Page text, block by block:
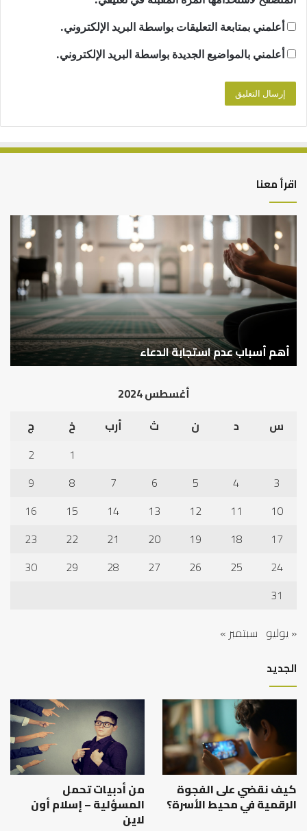
أعلمني بمتابعة التعليقات بواسطة البريد الإلكتروني.
أعلمني بالمواضيع الجديدة بواسطة البريد الإلكتروني.
اقرأ معنا
كيف
نقضي
على
الفجوة
الرقمية
في
محيط
كيف نقضي على الفجوة الرقمية في محيط الأسرة؟
أغسطس 2024
س
د ن ث أرب خ
ج
1
2
3
4
5
6
7
8
9
10
11
12
13
14
15
16
17
18
19
20
21
22
23
24
25
26
27
28
29
30
31
« يوليو سبتمبر »
الجديد
كيف نقضي على الفجوة
الرقمية في محيط الأسرة؟
من أدبيات تحمل
المسؤلية – إسلام أون
لاين